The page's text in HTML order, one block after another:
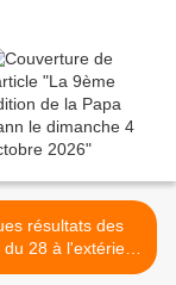
résultats des
28 à l'extérieur
>